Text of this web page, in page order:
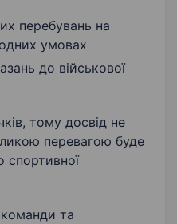
перебувань на
умовах
до військової
тому досвід не
перевагою буде
спортивної
та